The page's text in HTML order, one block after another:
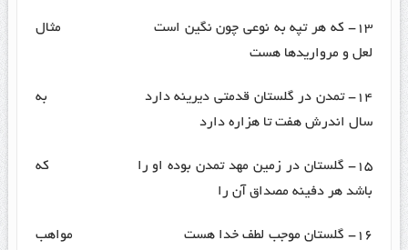
۱۳- که هر تپه به نوعی چون نگین است مثال
لعل و مرواریدها هست
۱۴- تمدن در گلستان قدمتی دیرینه دارد به
سال اندرش هفت تا هزاره دارد
۱۵- گلستان در زمین مهد تمدن بوده او را که
باشد هر دفینه مصداق آن را
۱۶- گلستان موجب لطف خدا هست مواهب